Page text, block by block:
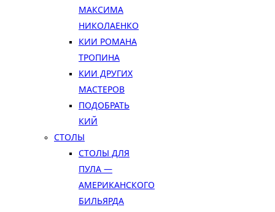
МАКСИМА
НИКОЛАЕНКО
КИИ РОМАНА
ТРОПИНА
КИИ ДРУГИХ
МАСТЕРОВ
ПОДОБРАТЬ
КИЙ
СТОЛЫ
СТОЛЫ ДЛЯ
ПУЛА —
АМЕРИКАНСКОГО
БИЛЬЯРДА